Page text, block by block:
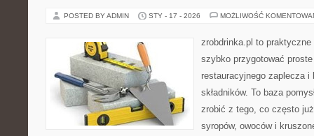
POSTED BY ADMIN STY - 17 - 2026 MOŻLIWOŚĆ
zrobdrinka.pl to
szybko przygotować
restauracyjnego zaplecza
składników. To baza
zrobić z tego, co często
syropów, owoców i